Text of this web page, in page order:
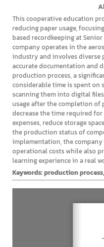
This cooperative education
reducing paper usage,
based recordkeeping at
company operates in the
industry and involves diverse
accurate documentation and
production process, a
considerable time is spent on
scanning them into digital
usage after the completion of
decrease the time required
expenses, reduce storage
the production status of
implementation, the company
operational costs while also
learning experience in a real
Keywords: production